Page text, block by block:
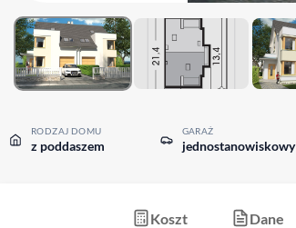
RODZAJ DOMU
z poddaszem
GARAŻ
jednostanowiskowy
Koszt Dane